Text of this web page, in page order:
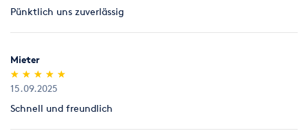
Pünktlich uns zuverlässig
Mieter
(*)
★
★
(*) ★
★
(*) ★
★
(*) ★
★
(*) ★
★
15.09.2025
Schnell und freundlich